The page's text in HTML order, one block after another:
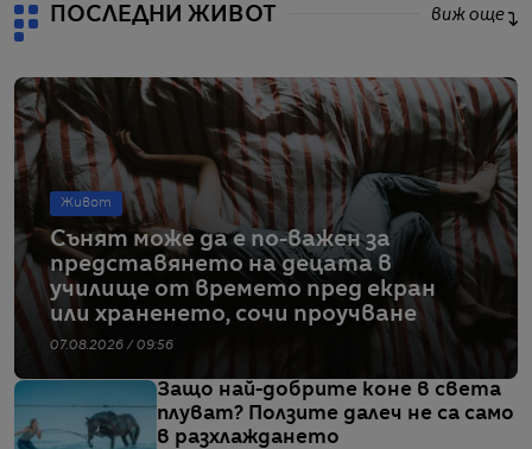
ПОСЛЕДНИ ЖИВОТ виж още
Живот
Сънят може да е по-важен за
представянето на децата в
училище от времето пред екран
или храненето, сочи проучване
07.08.2026 / 09:56
Защо най-добрите коне в света
плуват? Ползите далеч не са само
в разхлаждането